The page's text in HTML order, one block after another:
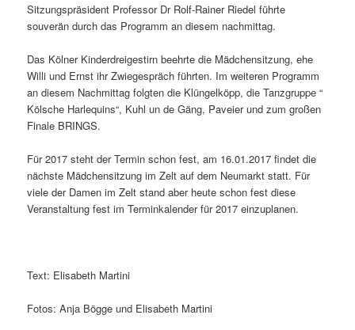
Sitzungspräsident Professor Dr Rolf-Rainer Riedel führte
souverän durch das Programm an diesem nachmittag.
Das Kölner Kinderdreigestirn beehrte die Mädchensitzung, ehe
Willi und Ernst ihr Zwiegespräch führten. Im weiteren Programm
an diesem Nachmittag folgten die Klüngelköpp, die Tanzgruppe “
Kölsche Harlequins“, Kuhl un de Gäng, Paveier und zum großen
Finale BRINGS.
Für 2017 steht der Termin schon fest, am 16.01.2017 findet die
nächste Mädchensitzung im Zelt auf dem Neumarkt statt. Für
viele der Damen im Zelt stand aber heute schon fest diese
Veranstaltung fest im Terminkalender für 2017 einzuplanen.
Text: Elisabeth Martini
Fotos: Anja Bögge und Elisabeth Martini